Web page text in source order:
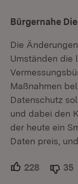
Bürgernahe
Die
Umständen die
Maßnahmen
Datenschutz
und dabei den
der heute ein
Daten preis,
228 35